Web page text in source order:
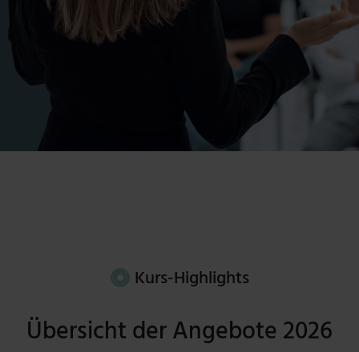
Kurs-Highlights
Übersicht der Angebote 2026